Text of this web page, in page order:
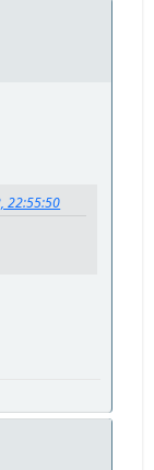
22:55:50